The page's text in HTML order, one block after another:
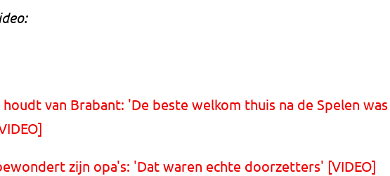
van Brabant: 'De beste welkom thuis na de Spelen was
zijn opa's: 'Dat waren echte doorzetters' [VIDEO]